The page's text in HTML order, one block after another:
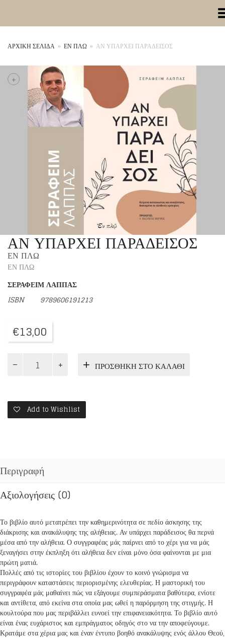
Toggle
ΑΡΧΙΚΉ ΣΕΛΊΔΑ » ΕΝ ΠΛΩ » ΑΝ ΥΠΑΡΧΕΙ ΠΑΡΑΔΕΙΣΟΣ
+
ΑΝ ΥΠΑΡΧΕΙ ΠΑΡΑΔΕΙΣΟΣ
ΕΝ ΠΛΩ
ΕΝ ΠΛΩ
ΣΕΡΑΦΕΙΜ ΛΑΠΠΑΣ
ISBN
9789606191213
€13,00
ΥΠΑΡΧΕΙ
ΠΡΟΣΘΉΚΗ ΣΤΟ ΚΑΛΆΘΙ
Add to Wishlist
Περιγραφή
Αξιολογήσεις (0)
Το βιβλίο αυτό μετατρέπει την καθημερινότητα σε πεδίο άσκησης της
διάκρισης και ανακάλυψης της αλήθειας. Αν υπάρχει παράδεισος θα περνά
μέσα από την αλήθεια. Ο συγγραφέας μάς παίρνει από το χέρι για να μάς
ξεναγήσει στην έκπληξη ότι αλήθεια δεν είναι μόνο όσα φαίνονται με μια
πρώτη ματιά.
Πολλές από τις ιστορίες του βιβλίου έχουν το κοινό γνώρισμα να
περιγράφουν καταστάσεις περιορισμένης ελευθερίας. Η μαστορική του
συγγραφέα μάς μαθαίνει πώς να εξάγουμε συμπεράσματα βαθύτερα, ενίοτε
και αντίθετα, από εκείνα στα οποία μας ωθεί η παρόρμηση της στιγμής. Η
κουλτούρα που μας περιβάλλει ευνοεί την επιφανειακότητα. Το βιβλίο αυτό
είναι ένας ευχάριστος και εμπράγματος οδηγός στο να την αποφεύγουμε.
Κρατάμε στα χέρια μας και έναν έντυπο βοηθό ανακάλυψης ενός άλλου Θεού,